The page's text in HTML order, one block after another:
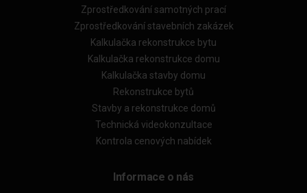
Zprostředkování samotných prací
Zprostředkování stavebních zakázek
Kalkulačka rekonstrukce bytu
Kalkulačka rekonstrukce domu
Kalkulačka stavby domu
Rekonstrukce bytů
Stavby a rekonstrukce domů
Technická videokonzultace
Kontrola cenových nabídek
Informace o nás